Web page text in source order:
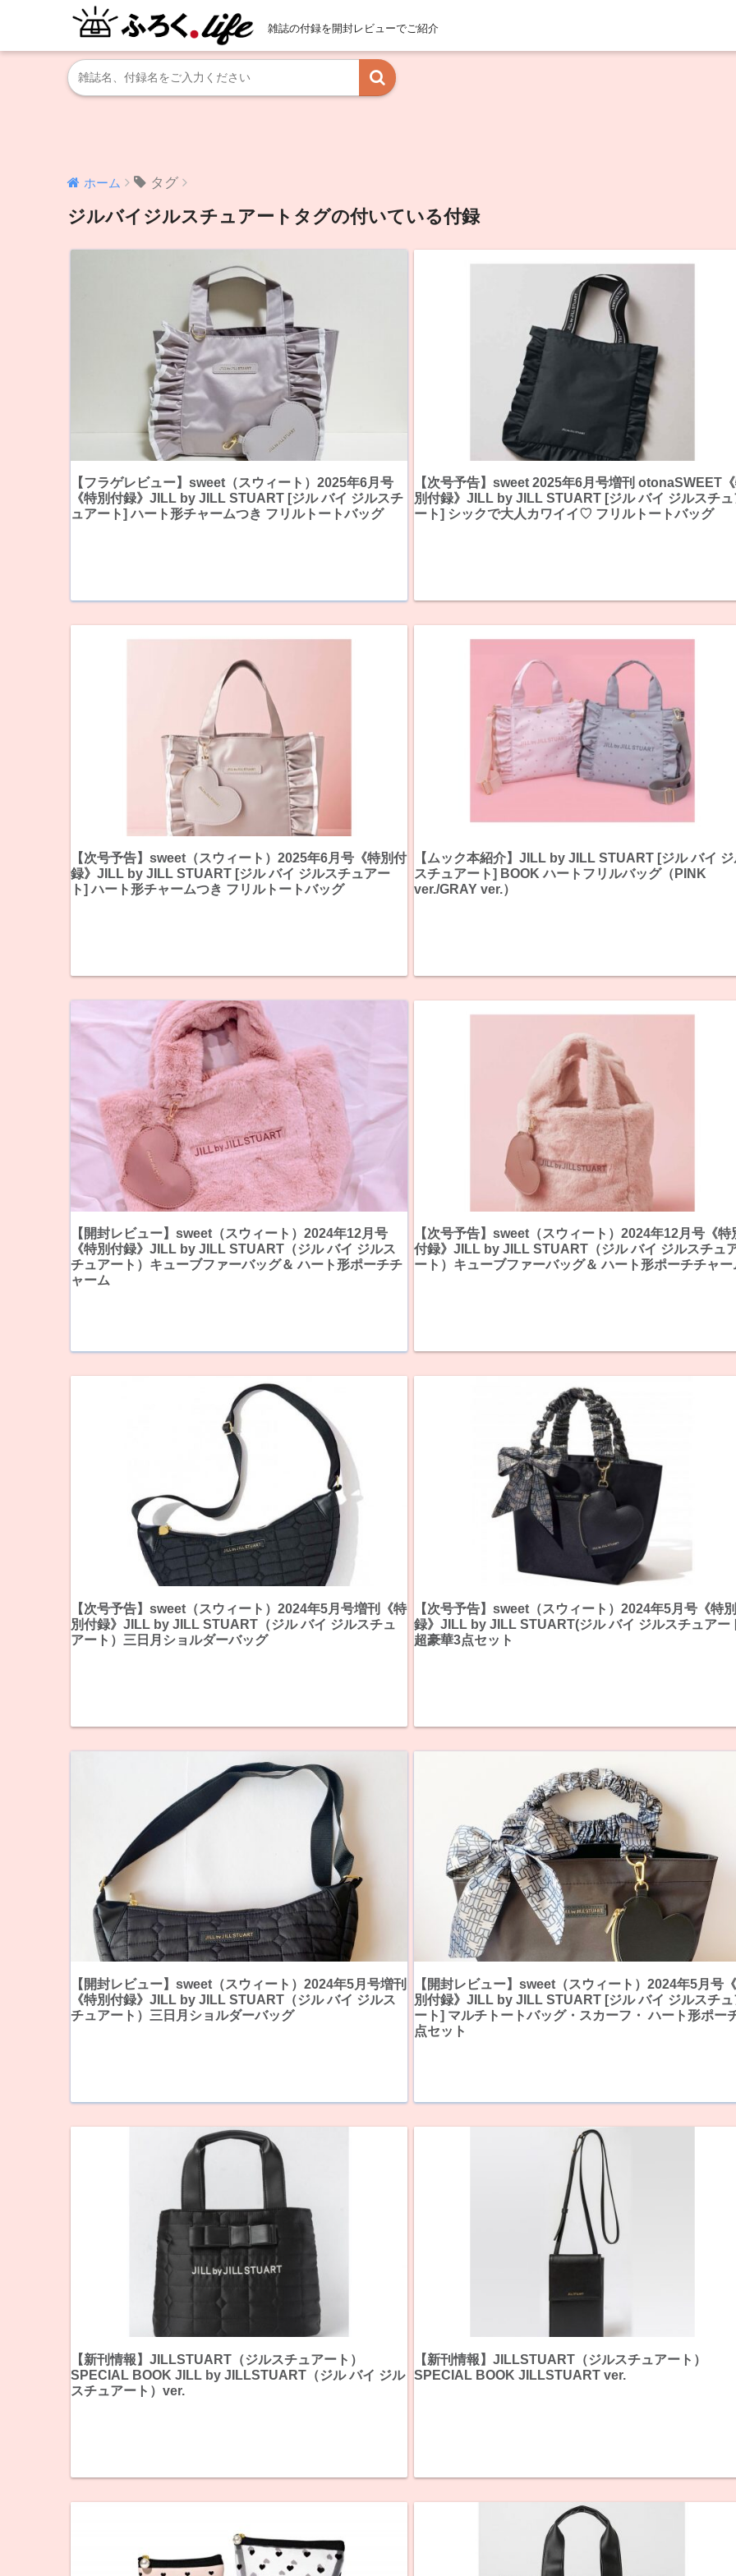
雑誌の付録を開封レビューでご紹介
ホーム タグ
ジルバイジルスチュアートタグの付いている付録
【フラゲレビュー】sweet（スウィート）2025年6月号
《特別付録》JILL by JILL STUART [ジル バイ ジルスチ
ュアート] ハート形チャームつき フリルトートバッグ
【次号予告】sweet 2025年6月号増刊 otonaSWEET
別付録》JILL by JILL STUART [ジル バイ ジルスチュ
ート] シックで大人カワイイ♡ フリルトートバッグ
【次号予告】sweet（スウィート）2025年6月号《特別付
録》JILL by JILL STUART [ジル バイ ジルスチュアー
ト] ハート形チャームつき フリルトートバッグ
【ムック本紹介】JILL by JILL STUART [ジル バイ ジ
スチュアート] BOOK ハートフリルバッグ（PINK
ver./GRAY ver.）
【開封レビュー】sweet（スウィート）2024年12月号
《特別付録》JILL by JILL STUART（ジル バイ ジルス
チュアート）キューブファーバッグ＆ ハート形ポーチチ
ャーム
【次号予告】sweet（スウィート）2024年12月号《特
付録》JILL by JILL STUART（ジル バイ ジルスチュ
ート）キューブファーバッグ＆ ハート形ポーチチャー
【次号予告】sweet（スウィート）2024年5月号増刊《特
別付録》JILL by JILL STUART（ジル バイ ジルスチュ
アート）三日月ショルダーバッグ
【次号予告】sweet（スウィート）2024年5月号《特
録》JILL by JILL STUART(ジル バイ ジルスチュアー
超豪華3点セット
【開封レビュー】sweet（スウィート）2024年5月号増刊
《特別付録》JILL by JILL STUART（ジル バイ ジルス
チュアート）三日月ショルダーバッグ
【開封レビュー】sweet（スウィート）2024年5月号
別付録》JILL by JILL STUART [ジル バイ ジルスチュ
ート] マルチトートバッグ・スカーフ・ ハート形ポー
点セット
【新刊情報】JILLSTUART（ジルスチュアート）
SPECIAL BOOK JILL by JILLSTUART（ジル バイ ジル
スチュアート）ver.
【新刊情報】JILLSTUART（ジルスチュアート）
SPECIAL BOOK JILLSTUART ver.